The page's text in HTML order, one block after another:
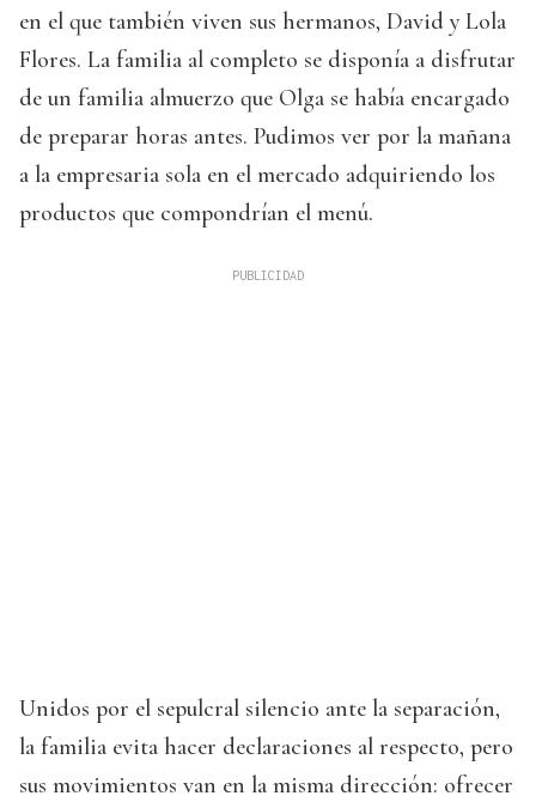
en el que también viven sus hermanos, David y Lola
Flores. La familia al completo se disponía a disfrutar
de un familia almuerzo que Olga se había encargado
de preparar horas antes. Pudimos ver por la mañana
a la empresaria sola en el mercado adquiriendo los
productos que compondrían el menú.
Unidos por el sepulcral silencio ante la separación,
la familia evita hacer declaraciones al respecto, pero
sus movimientos van en la misma dirección: ofrecer